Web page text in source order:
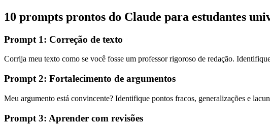
10 prompts prontos do Claude para estudantes
Prompt 1: Correção de texto
Corrija meu texto como se você fosse um professor rigoroso de redação.
Prompt 2: Fortalecimento de argumentos
Meu argumento está convincente? Identifique pontos fracos, generalizações e
Prompt 3: Aprender com revisões